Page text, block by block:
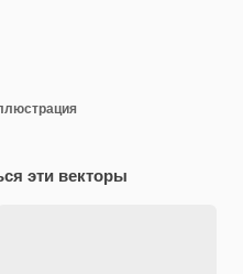
эти векторы